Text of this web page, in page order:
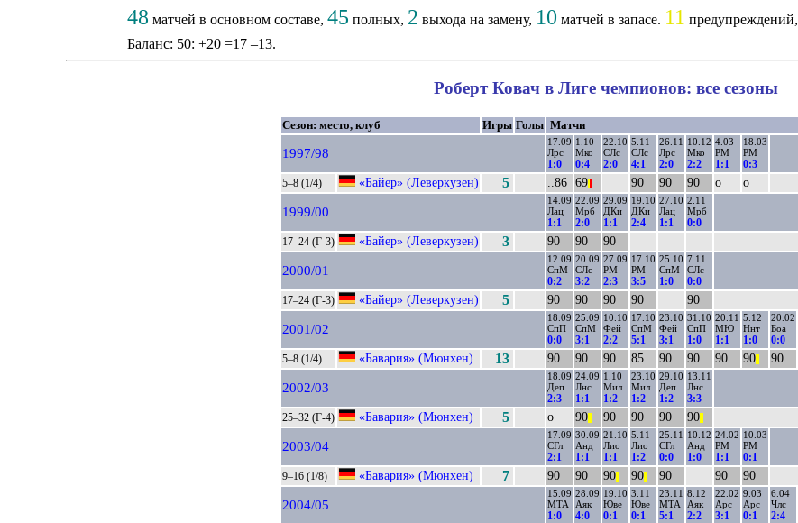
48 матчей в основном составе, 45 полных, 2 выхода на замену, 10 матчей в запасе. 11 предупреждений,
Баланс: 50: +20 =17 –13.
Роберт Ковач в Лиге чемпионов: все сезоны
Сезон: место, клуб Игры Голы Матчи
1997/98
17.09
Лрс
1:0
1.10
Мко
0:4
22.10
СЛс
2:0
5.11
СЛс
4:1
26.11
Лрс
2:0
10.12
Мко
2:2
4.03
РМ
1:1
18.03
РМ
0:3
5–8 (1/4) «Байер» (Леверкузен) 5 ..86 69 90 90 90 о о
1999/00
14.09
Лац
1:1
22.09
Мрб
2:0
29.09
ДКи
1:1
19.10
ДКи
2:4
27.10
Лац
1:1
2.11
Мрб
0:0
17–24 (Г-3) «Байер» (Леверкузен) 3 90 90 90
2000/01
12.09
СпМ
0:2
20.09
СЛс
3:2
27.09
РМ
2:3
17.10
РМ
3:5
25.10
СпМ
1:0
7.11
СЛс
0:0
17–24 (Г-3) «Байер» (Леверкузен) 5 90 90 90 90 90
2001/02
18.09
СпП
0:0
25.09
СпМ
3:1
10.10
Фей
2:2
17.10
СпМ
5:1
23.10
Фей
3:1
31.10
СпП
1:0
20.11
МЮ
1:1
5.12
Ннт
1:0
20.02
Боа
0:0
5–8 (1/4) «Бавария» (Мюнхен) 13 90 90 90 85.. 90 90 90 90 90
2002/03
18.09
Деп
2:3
24.09
Лнс
1:1
1.10
Мил
1:2
23.10
Мил
1:2
29.10
Деп
1:2
13.11
Лнс
3:3
25–32 (Г-4) «Бавария» (Мюнхен) 5 о 90 90 90 90 90
2003/04
17.09
СГл
2:1
30.09
Анд
1:1
21.10
Лио
1:1
5.11
Лио
1:2
25.11
СГл
0:0
10.12
Анд
1:0
24.02
РМ
1:1
10.03
РМ
0:1
9–16 (1/8) «Бавария» (Мюнхен) 7 90 90 90 90 90 90 90
2004/05
15.09
МТА
1:0
28.09
Аяк
4:0
19.10
Юве
0:1
3.11
Юве
0:1
23.11
МТА
5:1
8.12
Аяк
2:2
22.02
Арс
3:1
9.03
Арс
0:1
6.04
Члс
2:4